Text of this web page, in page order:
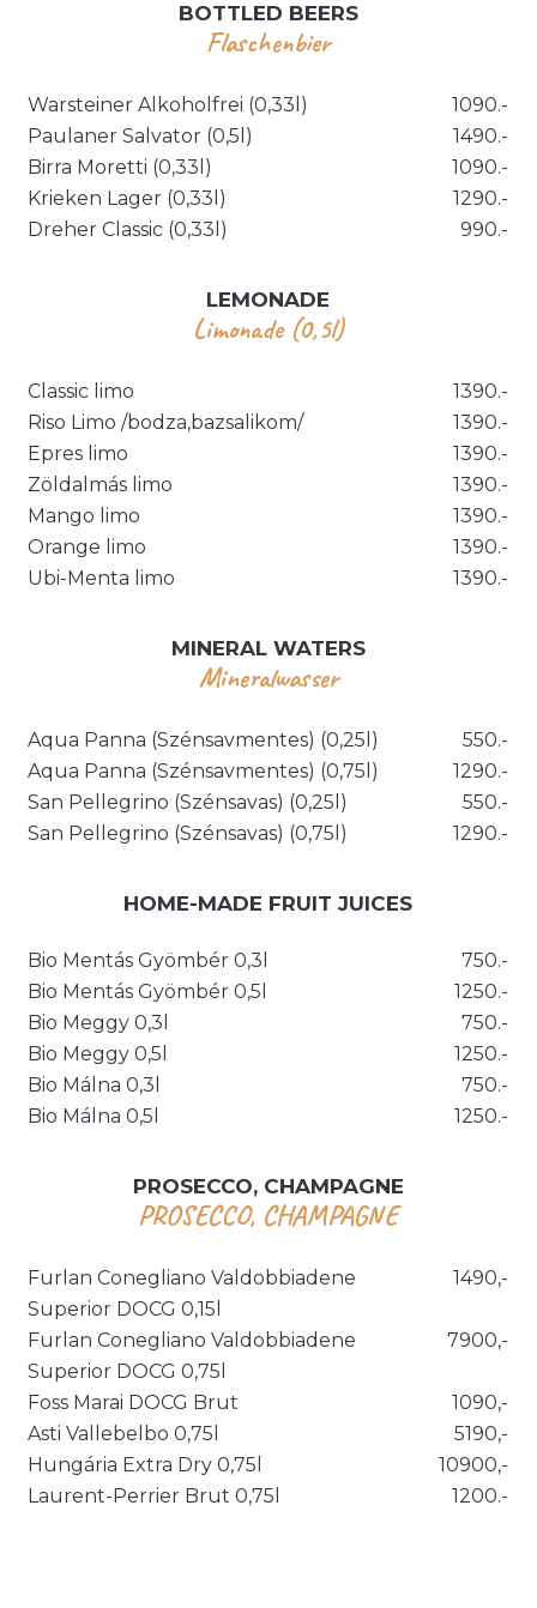
BOTTLED BEERS
Flaschenbier
Warsteiner Alkoholfrei (0,33l)
1090.-
Paulaner Salvator (0,5l)
1490.-
Birra Moretti (0,33l)
1090.-
Krieken Lager (0,33l)
1290.-
Dreher Classic (0,33l)
990.-
LEMONADE
Limonade (0,5l)
Classic limo
1390.-
Riso Limo /bodza,bazsalikom/
1390.-
Epres limo
1390.-
Zöldalmás limo
1390.-
Mango limo
1390.-
Orange limo
1390.-
Ubi-Menta limo
1390.-
MINERAL WATERS
Mineralwasser
Aqua Panna (Szénsavmentes) (0,25l)
550.-
Aqua Panna (Szénsavmentes) (0,75l)
1290.-
San Pellegrino (Szénsavas) (0,25l)
550.-
San Pellegrino (Szénsavas) (0,75l)
1290.-
HOME-MADE FRUIT JUICES
Bio Mentás Gyömbér 0,3l
750.-
Bio Mentás Gyömbér 0,5l
1250.-
Bio Meggy 0,3l
750.-
Bio Meggy 0,5l
1250.-
Bio Málna 0,3l
750.-
Bio Málna 0,5l
1250.-
PROSECCO, CHAMPAGNE
PROSECCO, CHAMPAGNE
Furlan Conegliano Valdobbiadene
Superior DOCG 0,15l
1490,-
Furlan Conegliano Valdobbiadene
Superior DOCG 0,75l
7900,-
Foss Marai DOCG Brut
1090,-
Asti Vallebelbo 0,75l
5190,-
Hungária Extra Dry 0,75l
10900,-
Laurent-Perrier Brut 0,75l
1200.-